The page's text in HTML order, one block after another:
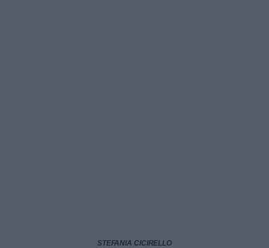
STEFANIA CICIRELLO